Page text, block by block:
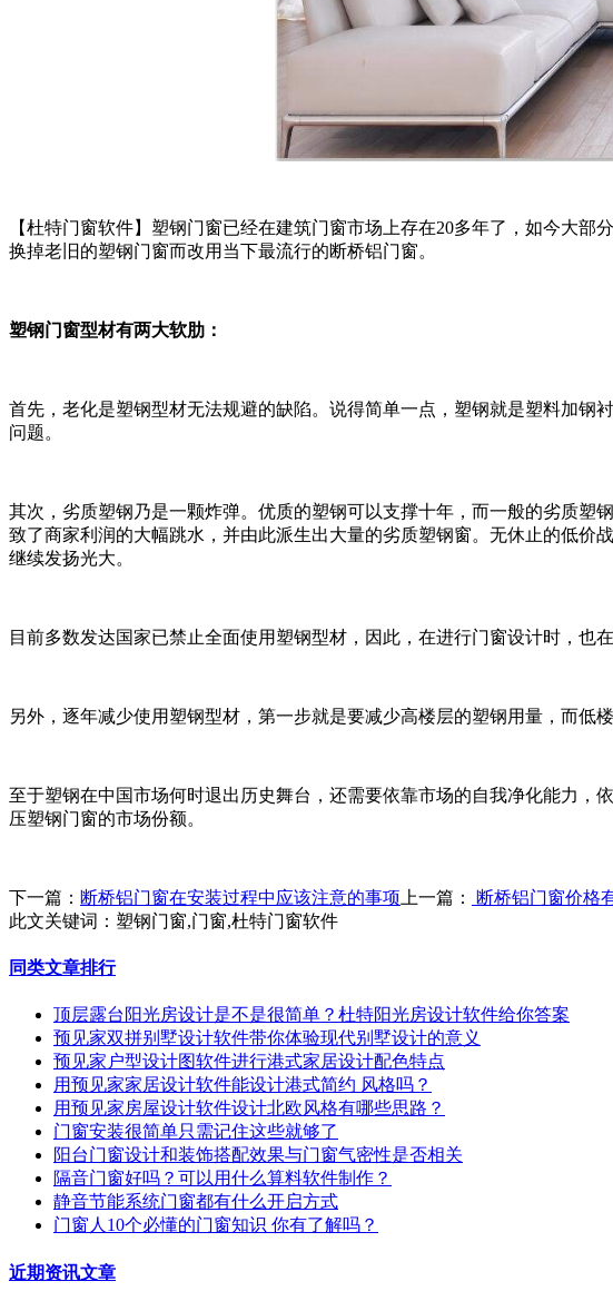
【杜特门窗软件】塑钢门窗已经在建筑门窗市场上存在20多年了，如今大
换掉老旧的塑钢门窗而改用当下最流行的断桥铝门窗。
塑钢门窗型材有两大软肋：
首先，老化是塑钢型材无法规避的缺陷。说得简单一点，塑钢就是塑料加
问题。
其次，劣质塑钢乃是一颗炸弹。优质的塑钢可以支撑十年，而一般的劣质
致了商家利润的大幅跳水，并由此派生出大量的劣质塑钢窗。无休止的低
继续发扬光大。
目前多数发达国家已禁止全面使用塑钢型材，因此，在进行门窗设计时，也
另外，逐年减少使用塑钢型材，第一步就是要减少高楼层的塑钢用量，而低
至于塑钢在中国市场何时退出历史舞台，还需要依靠市场的自我净化能力
压塑钢门窗的市场份额。
下一篇： 断桥铝门窗在安装过程中应该注意的事项 上一篇：
断桥铝门窗价格
此文关键词： 塑钢门窗,门窗,杜特门窗软件
同类文章排行
顶层露台阳光房设计是不是很简单？杜特阳光房设计软件给你答案
预见家双拼别墅设计软件带你体验现代别墅设计的意义
预见家户型设计图软件进行港式家居设计配色特点
用预见家家居设计软件能设计港式简约 风格吗？
用预见家房屋设计软件设计北欧风格有哪些思路？
门窗安装很简单只需记住这些就够了
阳台门窗设计和装饰搭配效果与门窗气密性是否相关
隔音门窗好吗？可以用什么算料软件制作？
静音节能系统门窗都有什么开启方式
门窗人10个必懂的门窗知识 你有了解吗？
近期资讯文章